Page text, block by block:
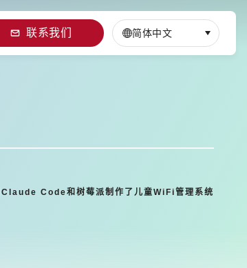
联系我们 简体中文
Claude Code和树莓派制作了儿童WiFi管理系统